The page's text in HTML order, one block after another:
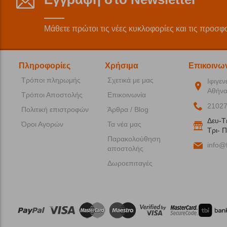
Μάθετε πρώτοι τις νέες κυκλοφορίες και τις
Πληροφορίες
Τρόποι πληρωμής
Τρόποι Αποστολής
Πολιτική επιστροφών
Όροι Αγορών
Χρήσιμα
Σχετικά με μας
Επικοινωνία
Άρθρα / Blog
Τα νέα μας
Παρακολούθηση
αποστολής
Δωροεπιταγές
Δευ-
Tρι-